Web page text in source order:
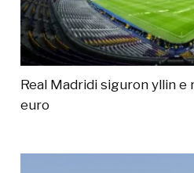
Real Madridi siguron yllin e
euro